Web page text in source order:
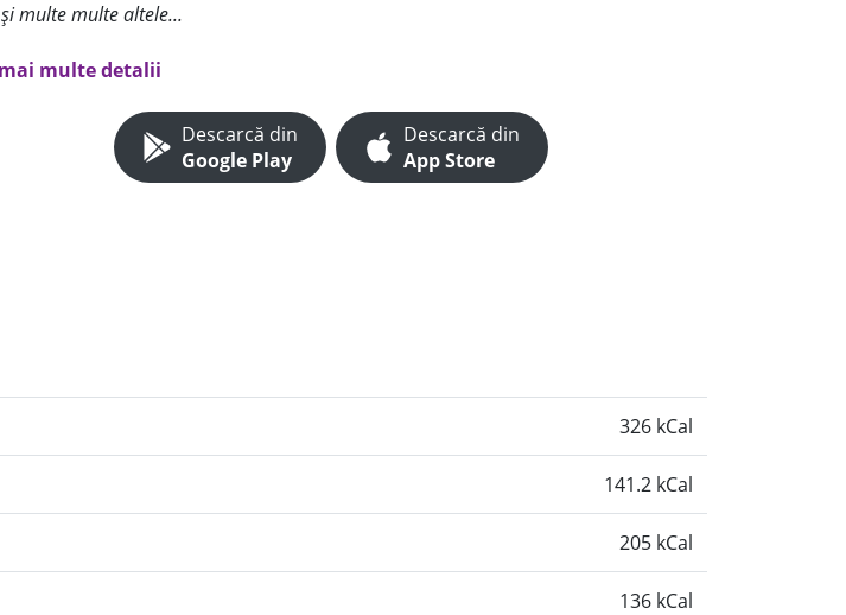
și multe multe altele...
multe detalii
Descarcă din
Google Play
Descarcă din
App Store
326 kCal
141.2 kCal
205 kCal
136 kCal